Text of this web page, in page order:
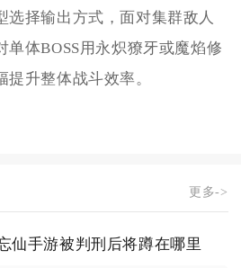
选择输出方式，面对集群敌人
单体BOSS用永炽獠牙或魔焰修
升整体战斗效率。
更多->
仙手游被判刑后将蹲在哪里